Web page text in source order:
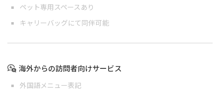
ペット専用スペースあり
キャリーバッグにて同伴可能
海外からの訪問者向けサービス
外国語メニュー表記